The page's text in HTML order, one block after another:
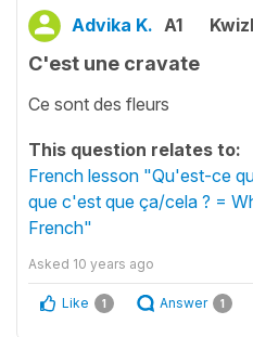
Advika K. A1
C'est une cravate
Ce sont des fleurs
This question relates to:
French lesson "Qu'est-ce
que c'est que ça/cela ? =
French"
Asked 10 years ago
Like 1 Answer 1